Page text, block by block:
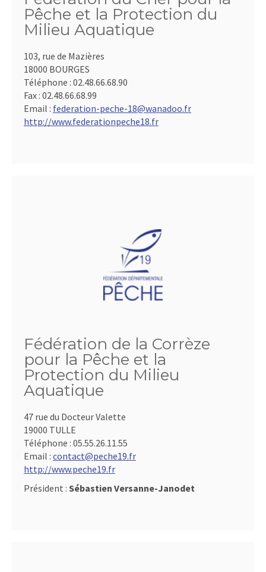
Pêche et la Protection du
Milieu Aquatique
103, rue de Mazières
18000 BOURGES
Téléphone : 02.48.66.68.90
Fax : 02.48.66.68.99
Email : federation-peche-18@wanadoo.fr
http://www.federationpeche18.fr
Fédération de la Corrèze
pour la Pêche et la
Protection du Milieu
Aquatique
47 rue du Docteur Valette
19000 TULLE
Téléphone : 05.55.26.11.55
Email : contact@peche19.fr
http://www.peche19.fr
Président : Sébastien Versanne-Janodet